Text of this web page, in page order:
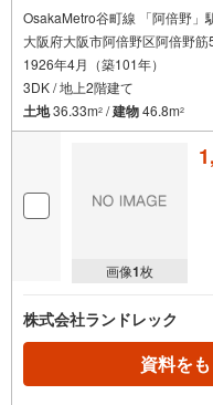
OsakaMetro谷町線 「阿倍野」
大阪府大阪市阿倍野区阿倍野筋
1926年4月（築101年）
3DK / 地上2階建て
土地36.33m2 /建物46.8m2
画像1枚
株式会社ランドレック
資料を